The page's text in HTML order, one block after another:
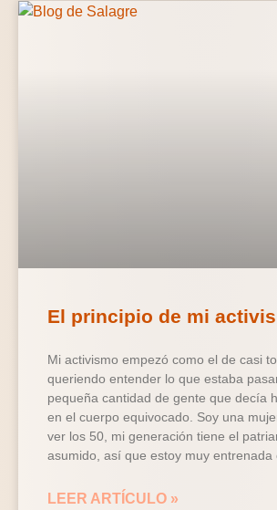
El principio de mi
Mi activismo empezó como el de casi
queriendo entender lo que estaba
pequeña cantidad de gente que decía
en el cuerpo equivocado. Soy una
ver los 50, mi generación tiene el
asumido, así que estoy muy entrenada
LEER ARTÍCULO »